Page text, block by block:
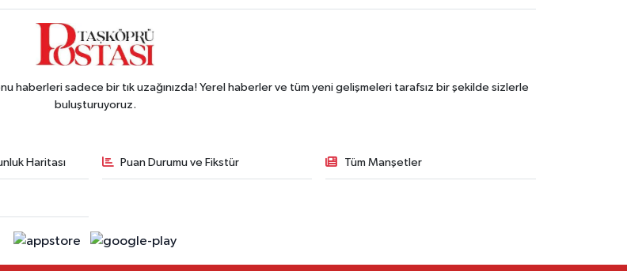
haberleri sadece bir tık uzağınızda! Yerel haberler ve tüm yeni gelişmeleri tarafsız bir şekilde sizlerle
buluşturuyoruz.
Haritası Puan Durumu ve Fikstür Tüm Manşetler